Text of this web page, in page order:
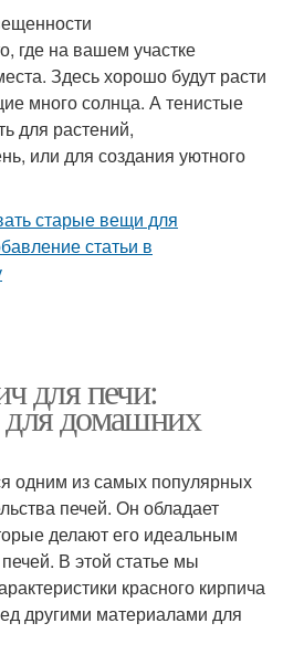
где на вашем участке
Здесь хорошо будут расти
много солнца. А тенистые
для растений,
или для создания уютного
для печи:
домашних
одним из самых популярных
печей. Он обладает
делают его идеальным
В этой статье мы
красного кирпича
другими материалами для